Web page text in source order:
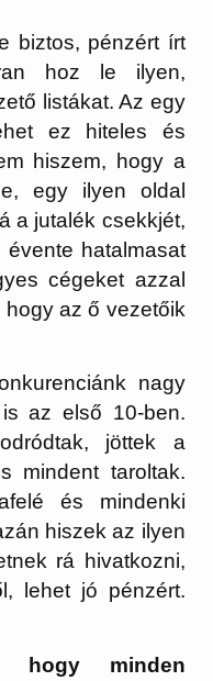
biztos, pénzért írt
hoz le ilyen,
listákat. Az egy
ez hiteles és
hiszem, hogy a
egy ilyen oldal
a jutalék csekkjét,
hatalmasat
cégeket azzal
az ő vezetőik
nagy
az első 10-ben.
jöttek a
mindent taroltak.
és mindenki
hiszek az ilyen
rá hivatkozni,
lehet jó pénzért.
minden